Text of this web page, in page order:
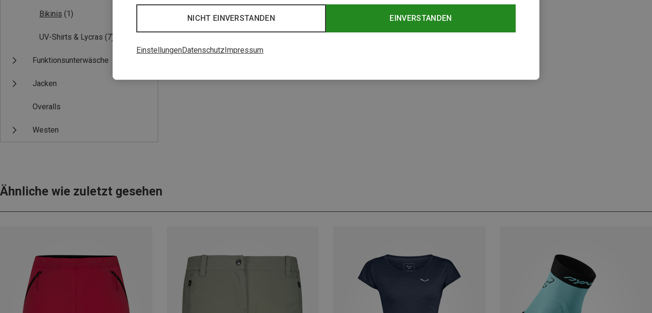
Bikinis (1)
UV-Shirts & Lycras (7)
Funktionsunterwäsche
Jacken
Overalls
Westen
Du sparst 40%
Ähnliche wie zuletzt gesehen
EINVERSTANDEN
NICHT EINVERSTANDEN
EinstellungenDatenschutz Impressum